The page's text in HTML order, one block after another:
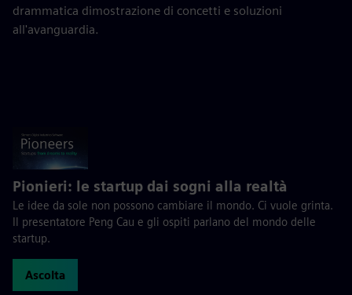
drammatica dimostrazione di concetti e soluzioni
all'avanguardia.
Pionieri: le startup dai sogni alla realtà
Le idee da sole non possono cambiare il mondo. Ci vuole grinta.
Il presentatore Peng Cau e gli ospiti parlano del mondo delle
startup.
Ascolta